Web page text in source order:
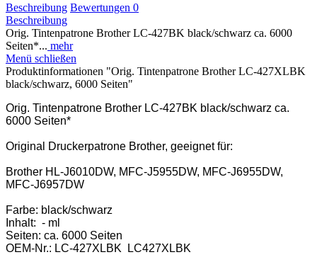
Beschreibung Bewertungen 0
Beschreibung
Orig. Tintenpatrone Brother LC-427BK black/schwarz ca. 6000
Seiten*... mehr
Menü schließen
Produktinformationen "Orig. Tintenpatrone Brother LC-427XLBK
black/schwarz, 6000 Seiten"
Orig. Tintenpatrone Brother LC-427BK black/schwarz ca.
6000 Seiten*
Original Druckerpatrone Brother, geeignet für:
Brother HL-J6010DW, MFC-J5955DW, MFC-J6955DW,
MFC-J6957DW
Farbe: black/schwarz
Inhalt: - ml
Seiten: ca. 6000 Seiten
OEM-Nr.: LC-427XLBK LC427XLBK